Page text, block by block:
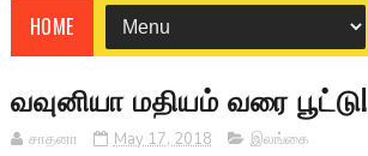
HOME
வவுனியா மதியம் வரை பூட்டு!
சாதனா May 17, 2018 இலங்கை